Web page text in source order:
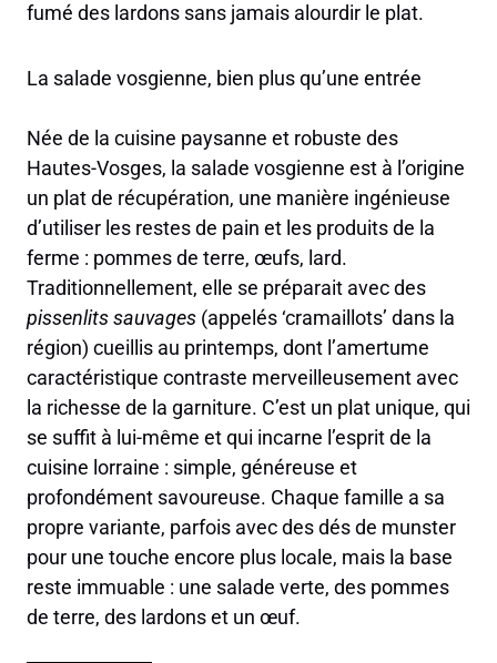
fumé des lardons sans jamais alourdir le plat.
La salade vosgienne, bien plus qu’une entrée
Née de la cuisine paysanne et robuste des
Hautes-Vosges, la salade vosgienne est à l’origine
un plat de récupération, une manière ingénieuse
d’utiliser les restes de pain et les produits de la
ferme : pommes de terre, œufs, lard.
Traditionnellement, elle se préparait avec des
pissenlits sauvages (appelés ‘cramaillots’ dans la
région) cueillis au printemps, dont l’amertume
caractéristique contraste merveilleusement avec
la richesse de la garniture. C’est un plat unique, qui
se suffit à lui-même et qui incarne l’esprit de la
cuisine lorraine : simple, généreuse et
profondément savoureuse. Chaque famille a sa
propre variante, parfois avec des dés de munster
pour une touche encore plus locale, mais la base
reste immuable : une salade verte, des pommes
de terre, des lardons et un œuf.